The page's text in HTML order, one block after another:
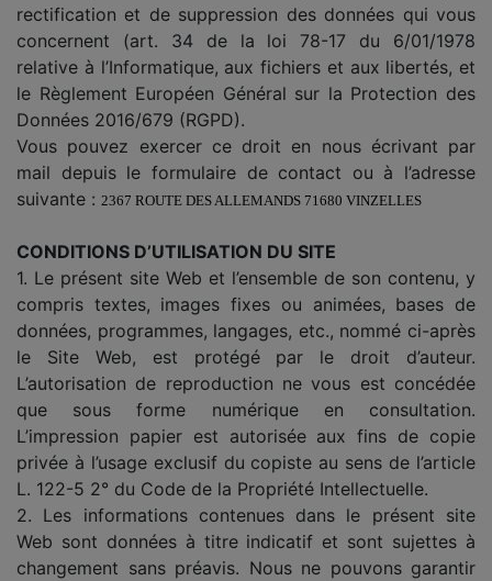
rectification et de suppression des données qui vous
concernent (art. 34 de la loi 78-17 du 6/01/1978
relative à l’Informatique, aux fichiers et aux libertés, et
le Règlement Européen Général sur la Protection des
Données 2016/679 (RGPD).
Vous pouvez exercer ce droit en nous écrivant par
mail depuis le formulaire de contact ou à l’adresse
suivante : 2367 ROUTE DES ALLEMANDS 71680 VINZELLES
CONDITIONS D’UTILISATION DU SITE
1. Le présent site Web et l’ensemble de son contenu, y
compris textes, images fixes ou animées, bases de
données, programmes, langages, etc., nommé ci-après
le Site Web, est protégé par le droit d’auteur.
L’autorisation de reproduction ne vous est concédée
que sous forme numérique en consultation.
L’impression papier est autorisée aux fins de copie
privée à l’usage exclusif du copiste au sens de l’article
L. 122-5 2° du Code de la Propriété Intellectuelle.
2. Les informations contenues dans le présent site
Web sont données à titre indicatif et sont sujettes à
changement sans préavis. Nous ne pouvons garantir